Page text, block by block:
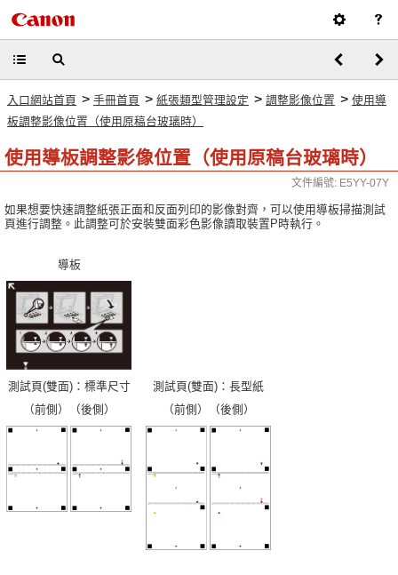
入口網站首頁 > 手冊首頁 > 紙張類型管理設定 > 調整影像位置 > 使用導
板調整影像位置（使用原稿台玻璃時）
使用導板調整影像位置（使用原稿台玻璃時）
文件編號: E5YY-07Y
如果想要快速調整紙張正面和反面列印的影像對齊，可以使用導板掃描測試
頁進行調整。此調整可於安裝雙面彩色影像讀取裝置P時執行。
導板
測試頁(雙面)：標準尺寸
測試頁(雙面)：長型紙
（前側）（後側）
（前側）（後側）